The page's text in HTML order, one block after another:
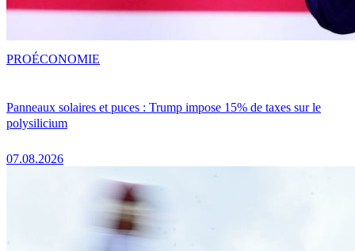
Panneaux solaires et puces : Trump impose 15% de taxes sur le
polysilicium
07.08.2026
PROÉCONOMIE